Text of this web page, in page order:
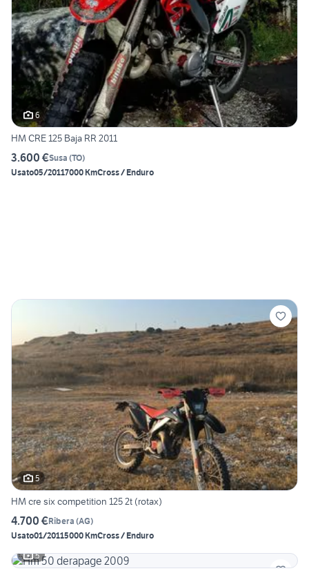
6
HM CRE 125 Baja RR 2011
3.600 €Susa (TO)
Usato05/20117000 KmCross / Enduro
5
HM cre six competition 125 2t (rotax)
4.700 €Ribera (AG)
Usato01/20115000 KmCross / Enduro
5